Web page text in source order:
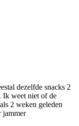
dezelfde snacks 2
Ik weet niet of de
2 weken geleden
jammer